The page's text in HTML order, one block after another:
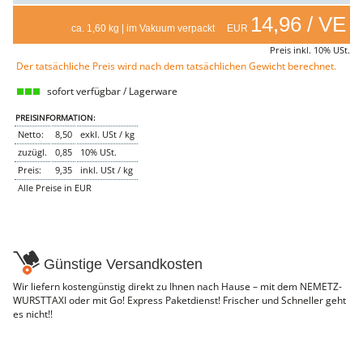
Süssigkeiten
aus dem Glas
Gewürze
NEMETZ-DOGS
Hundefutter
nass
trocken
Belcando
Barf-Zusätze
ca. 1,60 kg | im Vakuum verpackt EUR 14,96 / VE
Preis inkl. 10% USt.
Der tatsächliche Preis wird nach dem tatsächlichen Gewicht berechnet.
sofort verfügbar / Lagerware
PREISINFORMATION:
Netto: 8,50
exkl. USt / kg
zuzügl.
0,85
10% USt.
Preis:
9,35
inkl. USt / kg
Alle Preise in EUR
Günstige Versandkosten
Wir liefern kostengünstig direkt zu Ihnen nach Hause – mit dem NEMETZ-
WURSTTAXI oder mit Go! Express Paketdienst! Frischer und Schneller geht
es nicht!!